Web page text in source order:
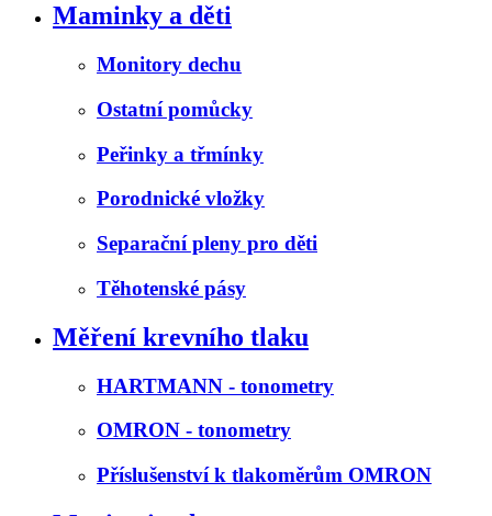
Maminky a děti
Monitory dechu
Ostatní pomůcky
Peřinky a třmínky
Porodnické vložky
Separační pleny pro děti
Těhotenské pásy
Měření krevního tlaku
HARTMANN - tonometry
OMRON - tonometry
Příslušenství k tlakoměrům OMRON